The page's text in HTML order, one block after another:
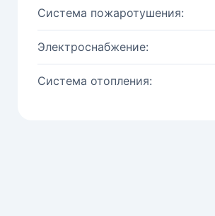
Система пожаротушения:
Электроснабжение:
Система отопления: